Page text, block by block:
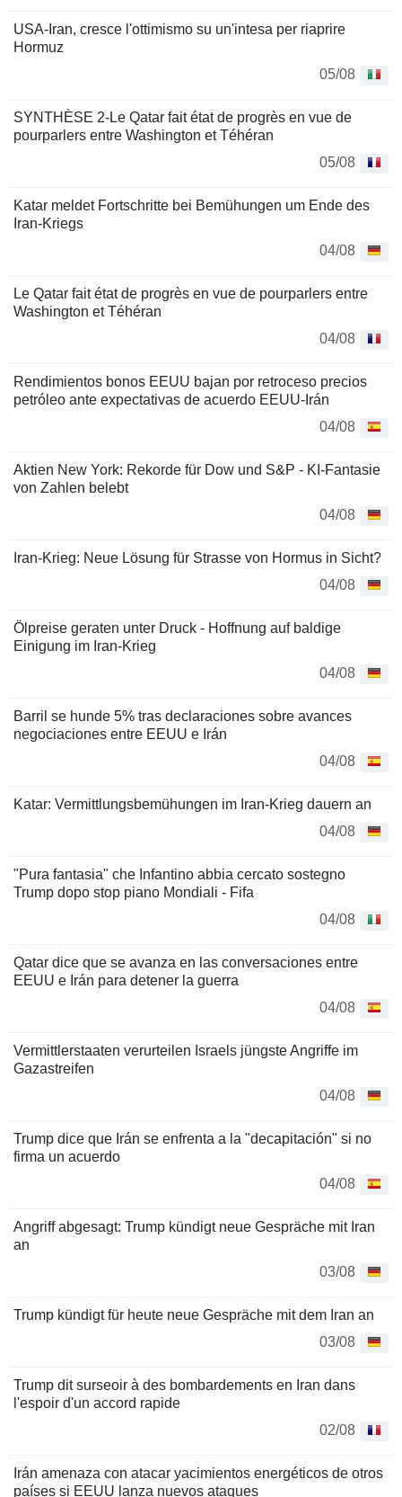
USA-Iran, cresce l'ottimismo su un'intesa per riaprire
Hormuz
05/08
SYNTHÈSE 2-Le Qatar fait état de progrès en vue de
pourparlers entre Washington et Téhéran
05/08
Katar meldet Fortschritte bei Bemühungen um Ende des
Iran-Kriegs
04/08
Le Qatar fait état de progrès en vue de pourparlers entre
Washington et Téhéran
04/08
Rendimientos bonos EEUU bajan por retroceso precios
petróleo ante expectativas de acuerdo EEUU-Irán
04/08
Aktien New York: Rekorde für Dow und S&P - KI-Fantasie
von Zahlen belebt
04/08
Iran-Krieg: Neue Lösung für Strasse von Hormus in Sicht?
04/08
Ölpreise geraten unter Druck - Hoffnung auf baldige
Einigung im Iran-Krieg
04/08
Barril se hunde 5% tras declaraciones sobre avances
negociaciones entre EEUU e Irán
04/08
Katar: Vermittlungsbemühungen im Iran-Krieg dauern an
04/08
"Pura fantasia" che Infantino abbia cercato sostegno
Trump dopo stop piano Mondiali - Fifa
04/08
Qatar dice que se avanza en las conversaciones entre
EEUU e Irán para detener la guerra
04/08
Vermittlerstaaten verurteilen Israels jüngste Angriffe im
Gazastreifen
04/08
Trump dice que Irán se enfrenta a la "decapitación" si no
firma un acuerdo
04/08
Angriff abgesagt: Trump kündigt neue Gespräche mit Iran
an
03/08
Trump kündigt für heute neue Gespräche mit dem Iran an
03/08
Trump dit surseoir à des bombardements en Iran dans
l'espoir d'un accord rapide
02/08
Irán amenaza con atacar yacimientos energéticos de otros
países si EEUU lanza nuevos ataques